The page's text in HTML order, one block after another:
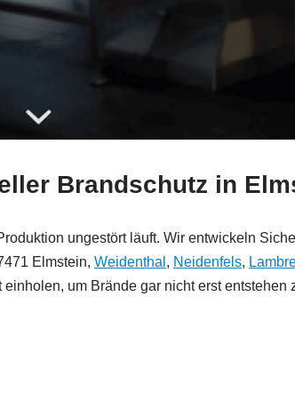
Brandschutz in
ungestört läuft. Wir entwickeln
Elmstein, Weidenthal , Neidenfels,
um Brände gar nicht erst entstehen